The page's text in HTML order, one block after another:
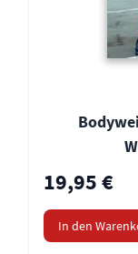
19,95 €
In den